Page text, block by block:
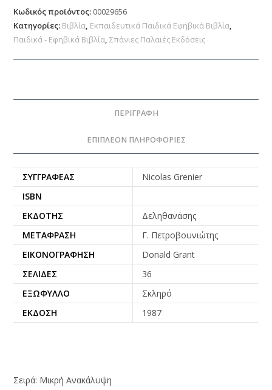
Κωδικός προϊόντος: 00029656
Κατηγορίες: Βιβλία, Εκπαιδευτικά Παιδικά Εφηβικά Βιβλία,
Παιδικά - Εφηβικά Βιβλία,Σπάνιες Παλαιές Εκδόσεις
ΠΕΡΙΓΡΑΦΉ
ΕΠΙΠΛΈΟΝ ΠΛΗΡΟΦΟΡΊΕΣ
ΣΥΓΓΡΑΦΈΑΣ
Nicolas Grenier
ISBN
ΕΚΔΌΤΗΣ
Δεληθανάσης
ΜΕΤΆΦΡΑΣΗ
Γ. Πετροβουνιώτης
ΕΙΚΟΝΟΓΡΆΦΗΣΗ
Donald Grant
ΣΕΛΊΔΕΣ
36
ΕΞΏΦΥΛΛΟ
Σκληρό
ΈΚΔΟΣΗ
1987
Σειρά: Μικρή Ανακάλυψη